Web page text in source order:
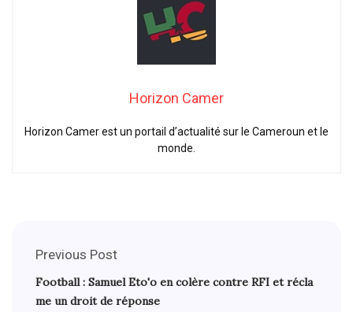
Horizon Camer
Horizon Camer est un portail d’actualité sur le Cameroun et le
monde.
Previous Post
Football : Samuel Eto'o en colère contre RFI et récla
me un droit de réponse